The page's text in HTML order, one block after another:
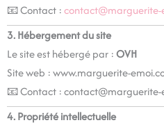
📧 Contact :contact@marguerite-
3. Hébergement du site
Le site est hébergé par :OVH
Site web : www.marguerite-
📧 Contact : contact@marguerite-
4. Propriété intellectuelle